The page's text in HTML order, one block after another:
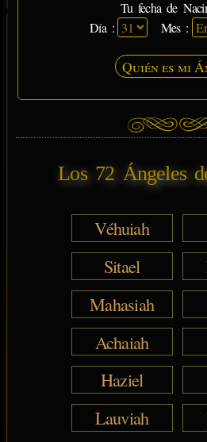
Tu fecha de
Día :
Mes :
Quién es mi
Los 72 Ángeles
Véhuiah
Sitael
Mahasiah
Achaiah
Haziel
Lauviah